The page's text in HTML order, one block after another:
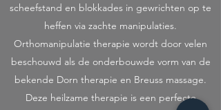
scheefstand en blokkades in gewrichten op te
heffen via zachte manipulaties.
Orthomanipulatie therapie wordt door velen
beschouwd als de onderbouwde vorm van de
bekende Dorn therapie en Breuss massage.
Deze heilzame therapie is een perfecte